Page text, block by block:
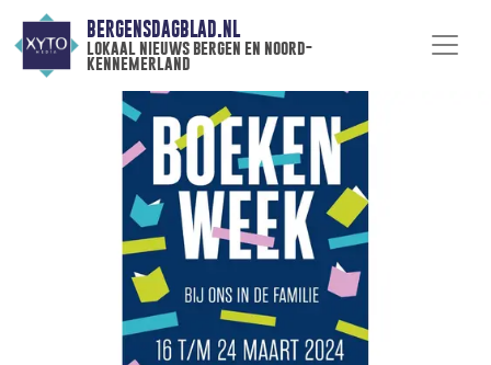
BERGENSDAGBLAD.NL
lokaal nieuws bergen en noord-
kennemerland